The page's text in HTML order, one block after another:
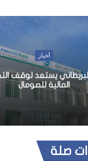
أخبار
البريطاني يستعد لوقف
المالية للصومال
صلة